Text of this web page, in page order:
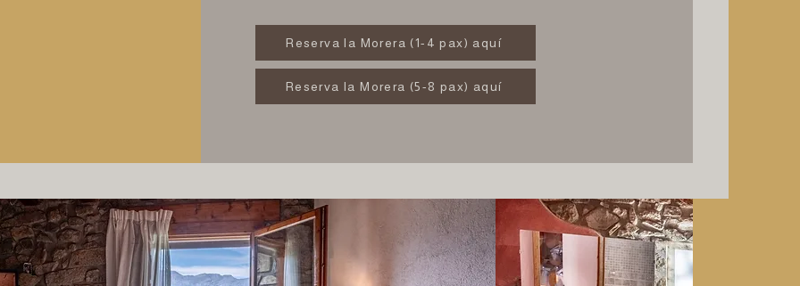
Reserva la Morera (1-4 pax) aquí
Reserva la Morera (5-8 pax) aquí